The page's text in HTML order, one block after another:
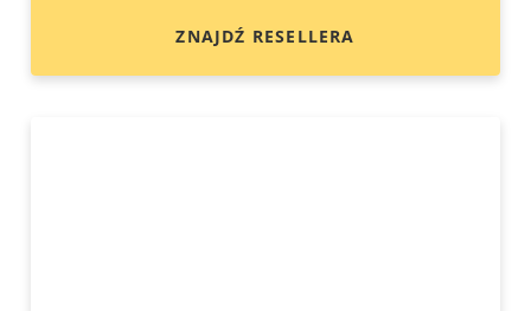
ZNAJDŹ RESELLERA